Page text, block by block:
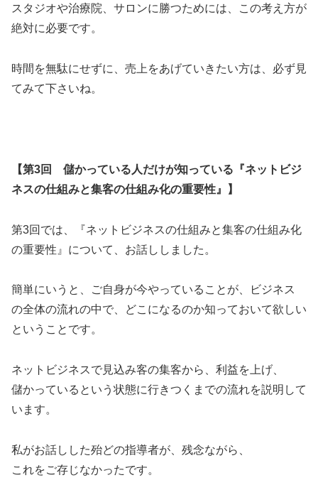
スタジオや治療院、サロンに勝つためには、この考え方が
絶対に必要です。
時間を無駄にせずに、売上をあげていきたい方は、必ず見
てみて下さいね。
【第3回 儲かっている人だけが知っている『ネットビジ
ネスの仕組みと集客の仕組み化の重要性』】
第3回では、『ネットビジネスの仕組みと集客の仕組み化
の重要性』について、お話ししました。
簡単にいうと、ご自身が今やっていることが、ビジネス
の全体の流れの中で、どこになるのか知っておいて欲しい
ということです。
ネットビジネスで見込み客の集客から、利益を上げ、
儲かっているという状態に行きつくまでの流れを説明して
います。
私がお話しした殆どの指導者が、残念ながら、
これをご存じなかったです。